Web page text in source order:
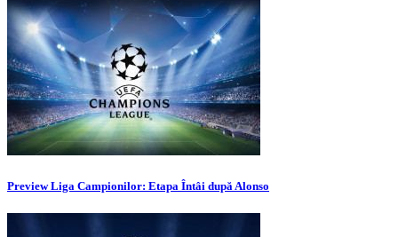
Preview Liga Campionilor: Etapa Întâi după Alonso